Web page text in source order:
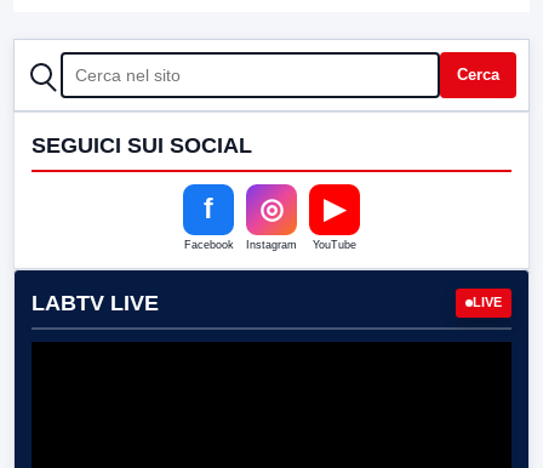
CERCA Cerca
SEGUICI SUI SOCIAL
f
Facebook
◎
Instagram
▶
YouTube
LABTV LIVE LIVE